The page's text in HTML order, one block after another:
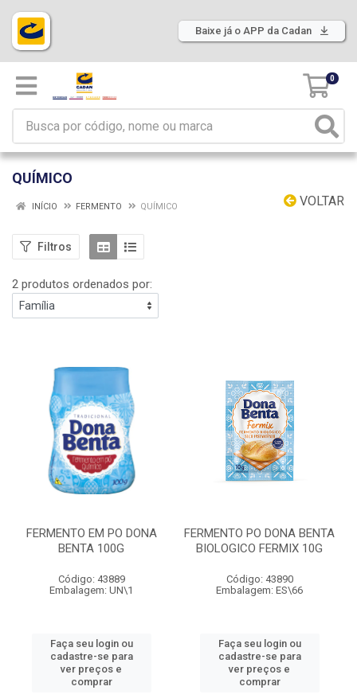
Baixe já o APP da Cadan
0
QUÍMICO
VOLTAR
INÍCIO FERMENTO QUÍMICO
Filtros
2 produtos ordenados por:
FERMENTO EM PO DONA
BENTA 100G
Código: 43889
Embalagem: UN\1
Faça seu login ou
cadastre-se para
ver preços e
comprar
FERMENTO PO DONA BENTA
BIOLOGICO FERMIX 10G
Código: 43890
Embalagem: ES\66
Faça seu login ou
cadastre-se para
ver preços e
comprar